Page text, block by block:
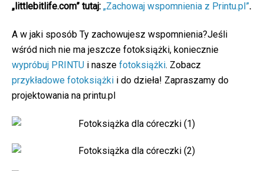
„littlebitlife.com” tutaj: „Zachowaj wspomnienia z Printu.pl”.
A w jaki sposób Ty zachowujesz wspomnienia?Jeśli
wśród nich nie ma jeszcze fotoksiążki, koniecznie
wypróbuj PRINTU i nasze fotoksiążki. Zobacz
przykładowe fotoksiążki i do dzieła! Zapraszamy do
projektowania na printu.pl